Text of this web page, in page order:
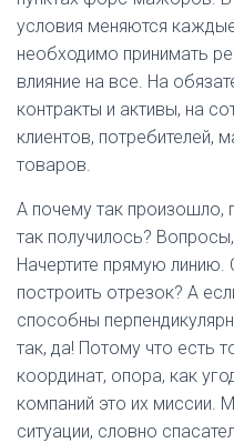
условия меняются
необходимо принимать
влияние на все. На
контракты и активы, на
клиентов, потребителей,
товаров.
А почему так произошло,
так получилось?
Начертите прямую линию.
построить отрезок? А
способны
так, да! Потому что есть
координат, опора, как
компаний это их миссии.
ситуации, словно